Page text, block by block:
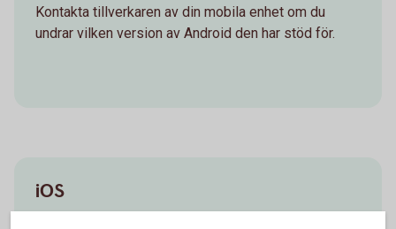
Kontakta tillverkaren av din mobila enhet om du
undrar vilken version av Android den har stöd för.
iOS